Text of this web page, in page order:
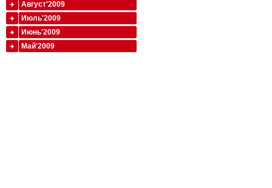
Август'2009
Июль'2009
Июнь'2009
Май'2009